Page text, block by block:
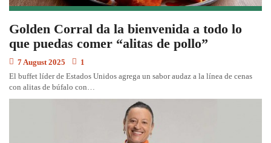
Golden Corral da la bienvenida a todo lo
que puedas comer “alitas de pollo”
7 August 2025
1
El buffet líder de Estados Unidos agrega un sabor audaz a la línea de cenas
con alitas de búfalo con…